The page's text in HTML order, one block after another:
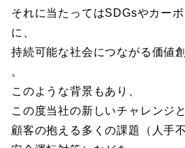
それに当たってはSDGsやカー
に、
持続可能な社会につながる価値
。
このような背景もあり、
この度当社の新しいチャレンジと
顧客の抱える多くの課題（人手